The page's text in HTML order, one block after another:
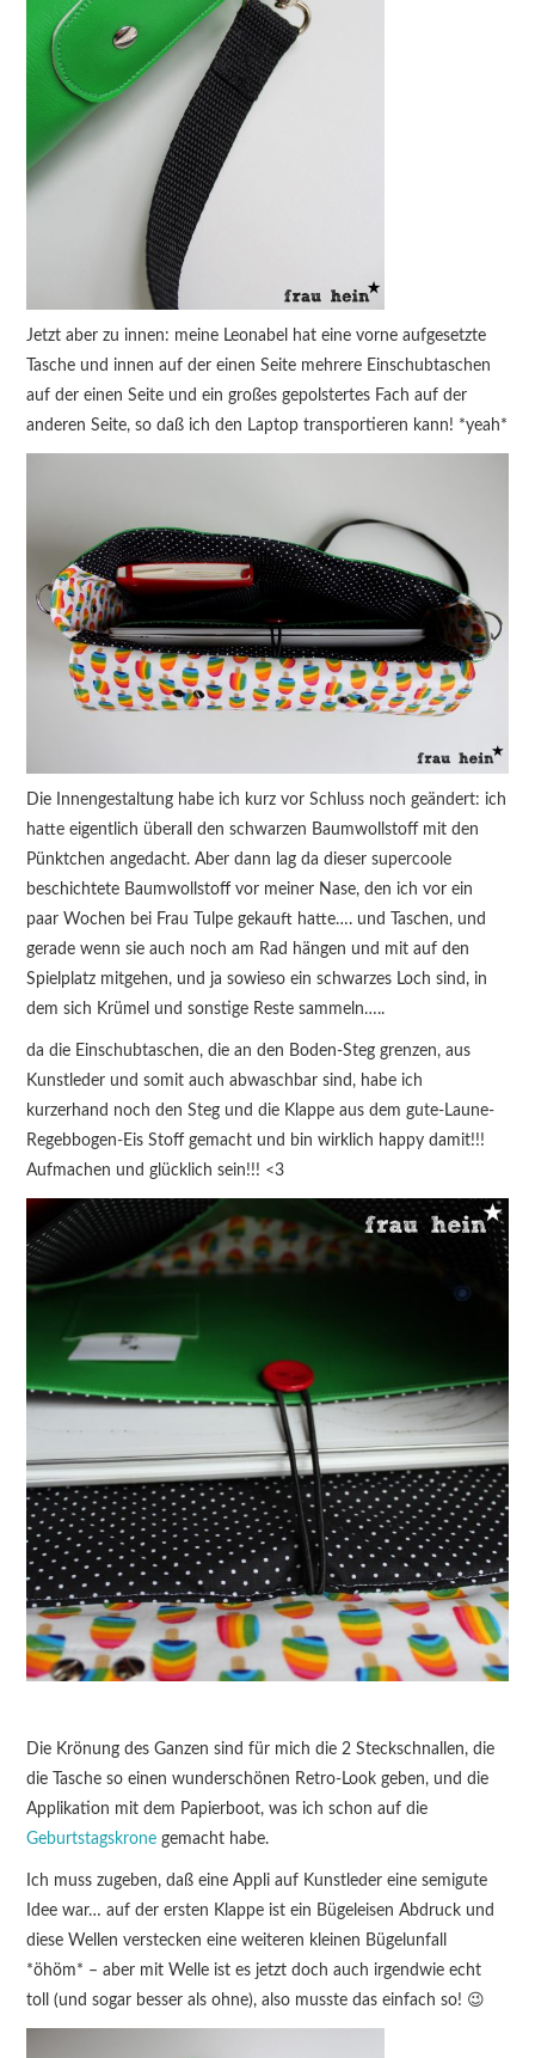
Jetzt aber zu innen: meine Leonabel hat eine vorne aufgesetzte
Tasche und innen auf der einen Seite mehrere Einschubtaschen
auf der einen Seite und ein großes gepolstertes Fach auf der
anderen Seite, so daß ich den Laptop transportieren kann! *yeah*
Die Innengestaltung habe ich kurz vor Schluss noch geändert: ich
hatte eigentlich überall den schwarzen Baumwollstoff mit den
Pünktchen angedacht. Aber dann lag da dieser supercoole
beschichtete Baumwollstoff vor meiner Nase, den ich vor ein
paar Wochen bei Frau Tulpe gekauft hatte…. und Taschen, und
gerade wenn sie auch noch am Rad hängen und mit auf den
Spielplatz mitgehen, und ja sowieso ein schwarzes Loch sind, in
dem sich Krümel und sonstige Reste sammeln…..
da die Einschubtaschen, die an den Boden-Steg grenzen, aus
Kunstleder und somit auch abwaschbar sind, habe ich
kurzerhand noch den Steg und die Klappe aus dem gute-Laune-
Regebbogen-Eis Stoff gemacht und bin wirklich happy damit!!!
Aufmachen und glücklich sein!!! <3
Die Krönung des Ganzen sind für mich die 2 Steckschnallen, die
die Tasche so einen wunderschönen Retro-Look geben, und die
Applikation mit dem Papierboot, was ich schon auf die
Geburtstagskrone gemacht habe.
Ich muss zugeben, daß eine Appli auf Kunstleder eine semigute
Idee war… auf der ersten Klappe ist ein Bügeleisen Abdruck und
diese Wellen verstecken eine weiteren kleinen Bügelunfall
*öhöm* – aber mit Welle ist es jetzt doch auch irgendwie echt
toll (und sogar besser als ohne), also musste das einfach so! 😉